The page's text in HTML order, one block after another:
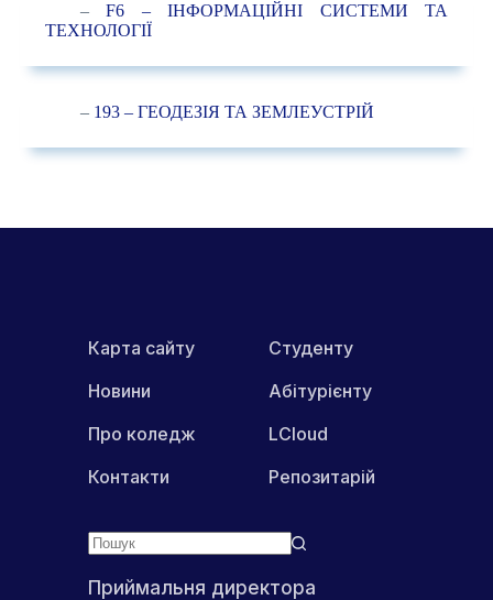
–F6 – ІНФОРМАЦІЙНІ СИСТЕМИ ТА
ТЕХНОЛОГІЇ
– 193 – ГЕОДЕЗІЯ ТА ЗЕМЛЕУСТРІЙ
Приймальня директора
Карта сайту
Новини
Про коледж
Контакти
Студенту
Абітурієнту
LCloud
Репозитарій